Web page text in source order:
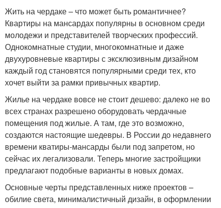
Жить на чердаке – что может быть романтичнее?
Квартиры на мансардах популярны в основном среди
молодежи и представителей творческих профессий.
Однокомнатные студии, многокомнатные и даже
двухуровневые квартиры с эксклюзивным дизайном
каждый год становятся популярными среди тех, кто
хочет выйти за рамки привычных квартир.
Жилье на чердаке вовсе не стоит дешево: далеко не во
всех странах разрешено оборудовать чердачные
помещения под жилые. А там, где это возможно,
создаются настоящие шедевры. В России до недавнего
времени кватиры-мансарды были под запретом, но
сейчас их легализовали. Теперь многие застройщики
предлагают подобные варианты в новых домах.
Основные черты представленных ниже проектов –
обилие света, минималистичный дизайн, в оформлении